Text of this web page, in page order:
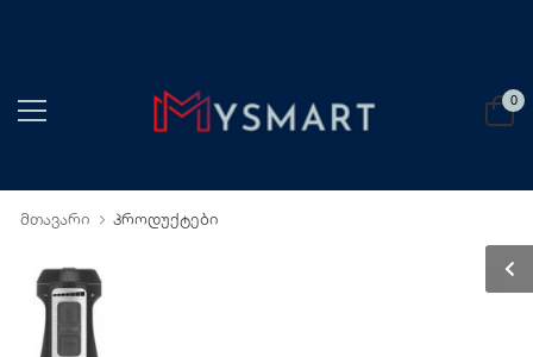
0
მთავარი პროდუქტები